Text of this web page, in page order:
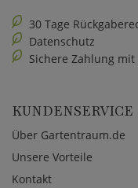
30 Tage
Datenschutz
Sichere Zahlung mit
KUNDENSERVICE
Über Gartentraum.de
Unsere Vorteile
Kontakt